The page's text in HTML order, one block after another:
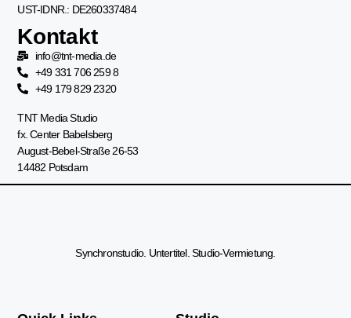
UST-IDNR.: DE260337484
Kontakt
info@tnt-media.de
+49 331 706 259 8
+49 179 829 2320
TNT Media Studio
fx. Center Babelsberg
August-Bebel-Straße 26-53
14482 Potsdam
Synchronstudio. Untertitel. Studio-Vermietung.